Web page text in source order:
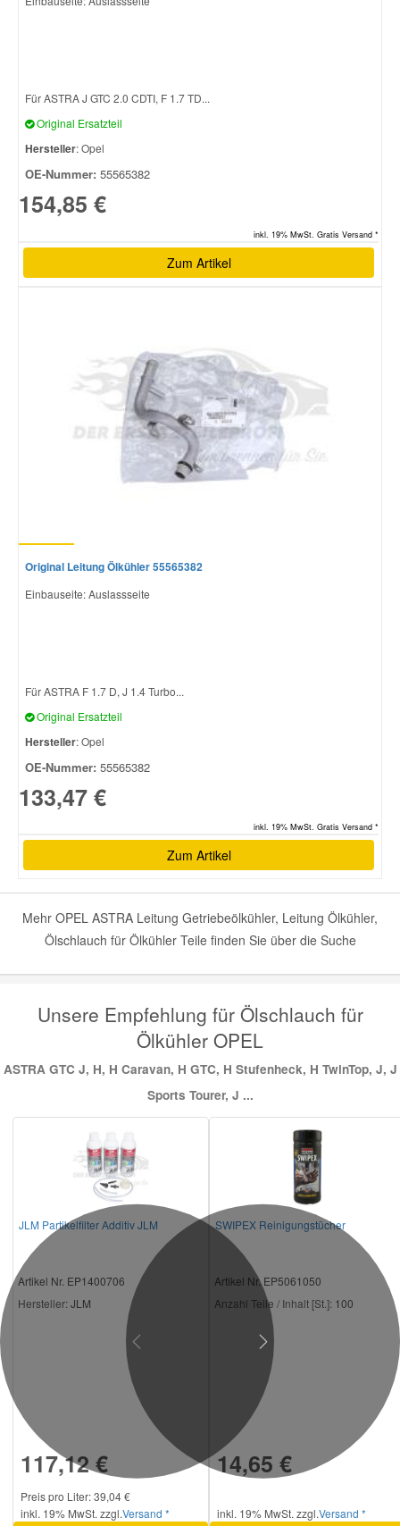
Für ASTRA J GTC 2.0 CDTI, F 1.7 TD...
Original Ersatzteil
Hersteller: Opel
OE-Nummer: 55565382
154,85 €
inkl. 19% MwSt. Gratis Versand *
Zum Artikel
Original Leitung Ölkühler 55565382
Einbauseite: Auslassseite
Für ASTRA F 1.7 D, J 1.4 Turbo...
Original Ersatzteil
Hersteller: Opel
OE-Nummer: 55565382
133,47 €
inkl. 19% MwSt. Gratis Versand *
Zum Artikel
Mehr OPEL ASTRA Leitung Getriebeölkühler, Leitung Ölkühler,
Ölschlauch für Ölkühler Teile finden Sie über die Suche
Unsere Empfehlung für Ölschlauch für
Ölkühler OPEL
ASTRA GTC J, H, H Caravan, H GTC, H Stufenheck, H TwinTop, J, J
Sports Tourer, J ...
JLM Partikelfilter Additiv JLM
Artikel Nr. EP1400706
Hersteller: JLM
117,12 €
Preis pro Liter: 39,04 €
inkl. 19% MwSt. zzgl.Versand *
SWIPEX Reinigungstücher
Artikel Nr. EP5061050
Anzahl Teile / Inhalt [St.]: 100
14,65 €
inkl. 19% MwSt. zzgl.Versand *
Previous Next